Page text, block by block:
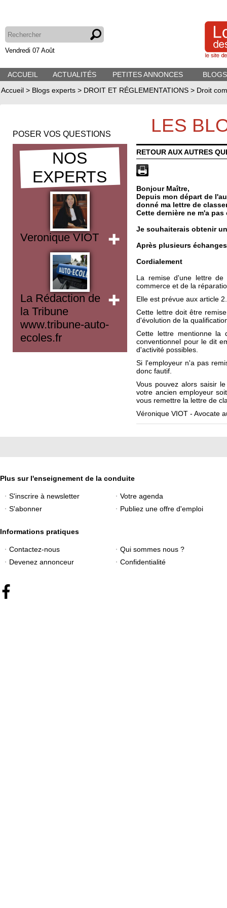
Vendredi 07 Août
ACCUEIL ACTUALITÉS PETITES ANNONCES
Accueil > Blogs experts > DROIT ET RÉGLEMENTATIONS > Droit
POSER VOS QUESTIONS LES
NOS
EXPERTS
Veronique VIOT
La Rédaction de
la Tribune
www.tribune-auto-
ecoles.fr
RETOUR AUX AUTRES
Bonjour Maître,
Depuis mon départ de
donné ma lettre de
Cette dernière ne m'a
Je souhaiterais obtenir
Après plusieurs
Cordialement
La remise d'une lettre de
commerce et de la
Elle est prévue aux article
Cette lettre doit être
d'évolution de la
Cette lettre mentionne la
conventionnel pour le dit
d'activité possibles.
Si l'employeur n'a pas
donc fautif.
Vous pouvez alors saisir
votre ancien employeur
vous remettre la lettre de
Véronique VIOT - Avocate
Plus sur l'enseignement de la conduite
S'inscrire à newsletter
Votre agenda
S'abonner
Publiez une offre d'emploi
Informations pratiques
Contactez-nous
Qui sommes nous ?
Devenez annonceur
Confidentialité